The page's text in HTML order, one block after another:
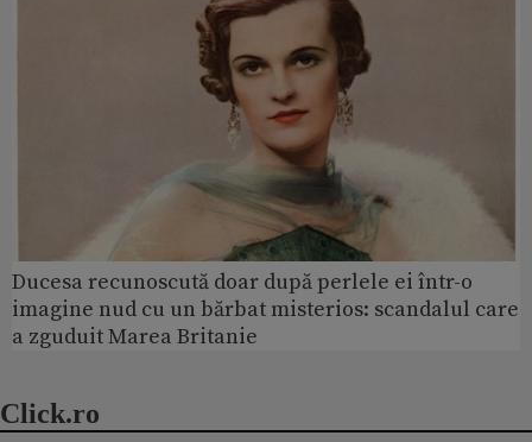
Ducesa recunoscută doar după perlele ei într-o
imagine nud cu un bărbat misterios: scandalul care
a zguduit Marea Britanie
Click.ro